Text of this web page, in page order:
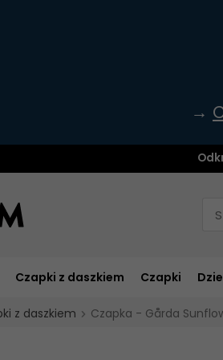
→
Czapki z daszkiem Czapki
z daszkiem Czapka - Gårda